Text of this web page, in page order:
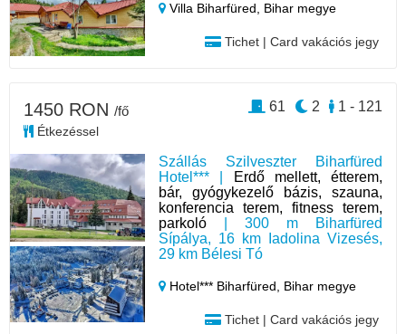
Villa Biharfüred, Bihar megye
Tichet | Card vakációs jegy
Szállás Szilveszter Biharfüred
Hotel*** |
Erdő mellett, étterem,
bár, gyógykezelő bázis, szauna,
konferencia terem, fitness terem,
parkoló | 300 m Biharfüred
Sípálya, 16 km Iadolina Vizesés,
29 km Bélesi Tó
Hotel*** Biharfüred, Bihar megye
Tichet | Card vakációs jegy
1450 RON /fő
Étkezéssel
1 - 121
2
61